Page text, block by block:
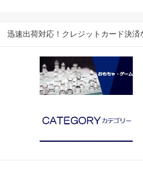
迅速出荷対応！クレジットカード決済